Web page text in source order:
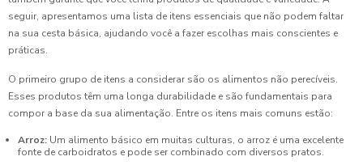
seguir, apresentamos uma lista de itens essenciais que não podem faltar
na sua cesta básica, ajudando você a fazer escolhas mais conscientes e
práticas.
O primeiro grupo de itens a considerar são os alimentos não perecíveis.
Esses produtos têm uma longa durabilidade e são fundamentais para
compor a base da sua alimentação. Entre os itens mais comuns estão:
Arroz: Um alimento básico em muitas culturas, o arroz é uma excelente
fonte de carboidratos e pode ser combinado com diversos pratos.